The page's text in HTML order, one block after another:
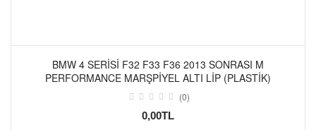
BMW 4 SERISI F32 F33 F36 2013 SONRASI M
PERFORMANCE MARŞPIYEL ALTI LIP (PLASTIK)
(0)
0,00TL